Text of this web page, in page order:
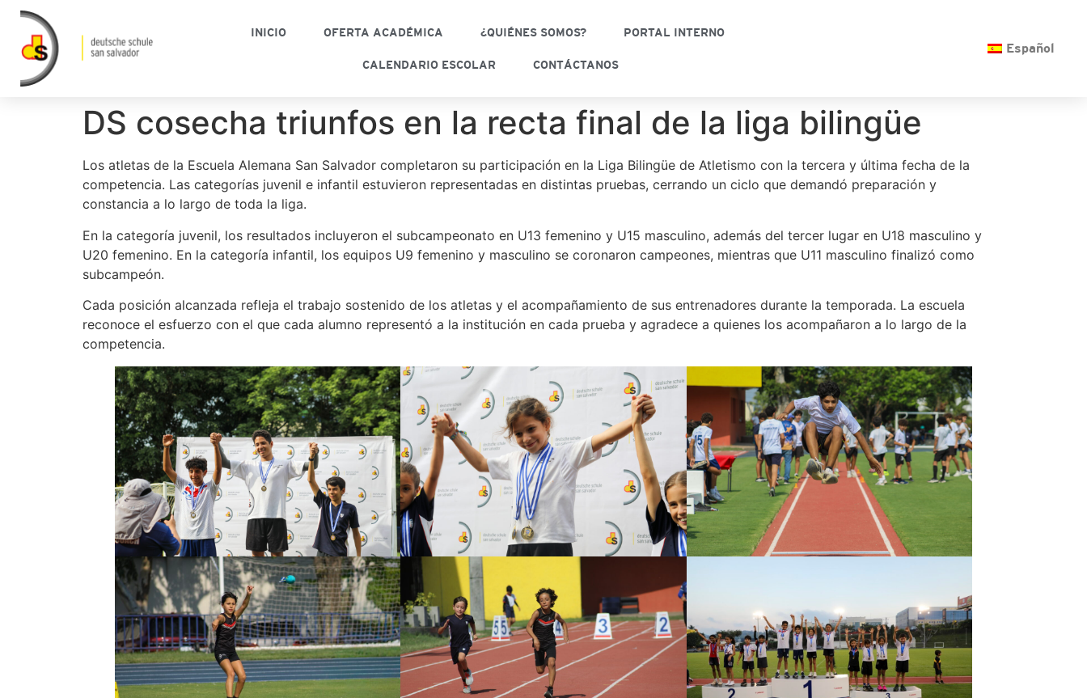
INICIO OFERTA ACADÉMICA ¿QUIÉNES SOMOS? PORTAL INTERNO
CALENDARIO ESCOLAR CONTÁCTANOS
Español
DS cosecha triunfos en la recta final de la liga bilingüe
Los atletas de la Escuela Alemana San Salvador completaron su participación en la Liga Bilingüe de Atletismo con la tercera y última fecha de la
competencia. Las categorías juvenil e infantil estuvieron representadas en distintas pruebas, cerrando un ciclo que demandó preparación y
constancia a lo largo de toda la liga.
En la categoría juvenil, los resultados incluyeron el subcampeonato en U13 femenino y U15 masculino, además del tercer lugar en U18 masculino y
U20 femenino. En la categoría infantil, los equipos U9 femenino y masculino se coronaron campeones, mientras que U11 masculino finalizó como
subcampeón.
Cada posición alcanzada refleja el trabajo sostenido de los atletas y el acompañamiento de sus entrenadores durante la temporada. La escuela
reconoce el esfuerzo con el que cada alumno representó a la institución en cada prueba y agradece a quienes los acompañaron a lo largo de la
competencia.